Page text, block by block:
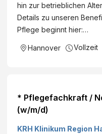
hin zur betrieblichen
Details zu unseren
Pflege beginnt hier:…
Hannover Vollzeit
* Pflegefachkraft /
(w/m/d)
KRH Klinikum Region